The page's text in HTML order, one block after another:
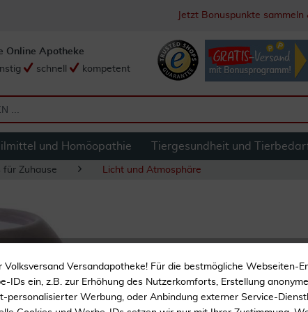
Jetzt Bonuspunkte sammeln
Online Apotheke
schnell kompetent
und Homöopathie Tiergesundheit und
für Zuhause Licht und Atmosphäre
Duftlampe Primavera
Versandapotheke! Für die bestmögliche Webseiten-
IDs ein, z.B. zur Erhöhung des Nutzerkomforts, Erstellung
personalisierter Werbung, oder Anbindung externer Service-